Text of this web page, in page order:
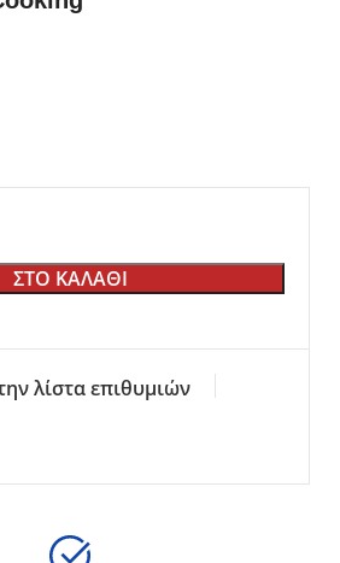
ΣΤΟ ΚΑΛΑΘΙ
λίστα επιθυμιών